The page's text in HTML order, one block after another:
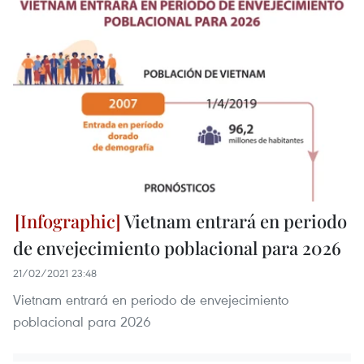
Vietnam entrará en periodo
de envejecimiento poblacional para 2026
21/02/2021 23:48
Vietnam entrará en periodo de envejecimiento
poblacional para 2026